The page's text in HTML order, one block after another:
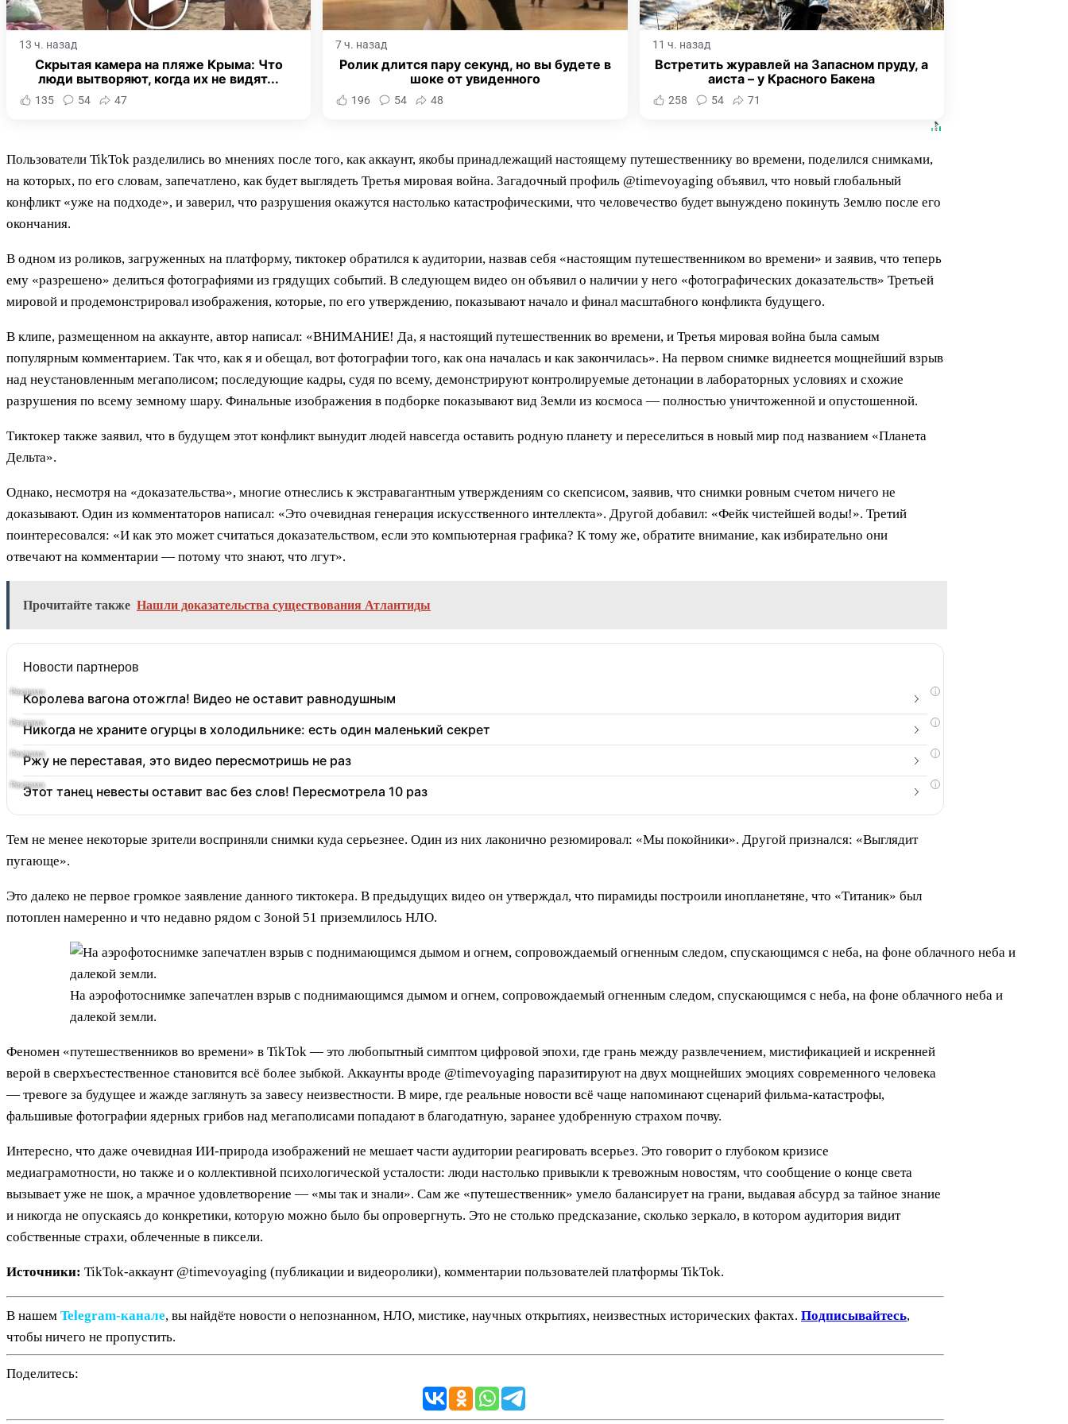
13 ч. назад
Скрытая камера на пляже Крыма: Что
люди вытворяют, когда их не видят...
135 54 47
7 ч. назад
Ролик длится пару секунд, но вы будете в
шоке от увиденного
196 54 48
11 ч. назад
Встретить журавлей на Запасном пруду, а
аиста – у Красного Бакена
258 54 71
Пользователи TikTok разделились во мнениях после того, как аккаунт, якобы принадлежащий настоящему путешественнику во времени, поделился снимками,
на которых, по его словам, запечатлено, как будет выглядеть Третья мировая война. Загадочный профиль @timevoyaging объявил, что новый глобальный
конфликт «уже на подходе», и заверил, что разрушения окажутся настолько катастрофическими, что человечество будет вынуждено покинуть Землю после его
окончания.
В одном из роликов, загруженных на платформу, тиктокер обратился к аудитории, назвав себя «настоящим путешественником во времени» и заявив, что теперь
ему «разрешено» делиться фотографиями из грядущих событий. В следующем видео он объявил о наличии у него «фотографических доказательств» Третьей
мировой и продемонстрировал изображения, которые, по его утверждению, показывают начало и финал масштабного конфликта будущего.
В клипе, размещенном на аккаунте, автор написал: «ВНИМАНИЕ! Да, я настоящий путешественник во времени, и Третья мировая война была самым
популярным комментарием. Так что, как я и обещал, вот фотографии того, как она началась и как закончилась». На первом снимке виднеется мощнейший взрыв
над неустановленным мегаполисом; последующие кадры, судя по всему, демонстрируют контролируемые детонации в лабораторных условиях и схожие
разрушения по всему земному шару. Финальные изображения в подборке показывают вид Земли из космоса — полностью уничтоженной и опустошенной.
Тиктокер также заявил, что в будущем этот конфликт вынудит людей навсегда оставить родную планету и переселиться в новый мир под названием «Планета
Дельта».
Однако, несмотря на «доказательства», многие отнеслись к экстравагантным утверждениям со скепсисом, заявив, что снимки ровным счетом ничего не
доказывают. Один из комментаторов написал: «Это очевидная генерация искусственного интеллекта». Другой добавил: «Фейк чистейшей воды!». Третий
поинтересовался: «И как это может считаться доказательством, если это компьютерная графика? К тому же, обратите внимание, как избирательно они
отвечают на комментарии — потому что знают, что лгут».
Прочитайте также Нашли доказательства существования Атлантиды
Новости партнеров
i
Королева вагона отожгла! Видео не оставит равнодушным
i
Никогда не храните огурцы в холодильнике: есть один маленький секрет
i
Ржу не переставая, это видео пересмотришь не раз
i
Этот танец невесты оставит вас без слов! Пересмотрела 10 раз
Тем не менее некоторые зрители восприняли снимки куда серьезнее. Один из них лаконично резюмировал: «Мы покойники». Другой признался: «Выглядит
пугающе».
Это далеко не первое громкое заявление данного тиктокера. В предыдущих видео он утверждал, что пирамиды построили инопланетяне, что «Титаник» был
потоплен намеренно и что недавно рядом с Зоной 51 приземлилось НЛО.
На аэрофотоснимке запечатлен взрыв с поднимающимся дымом и огнем, сопровождаемый огненным следом, спускающимся с неба, на фоне облачного неба и
далекой земли.
Феномен «путешественников во времени» в TikTok — это любопытный симптом цифровой эпохи, где грань между развлечением, мистификацией и искренней
верой в сверхъестественное становится всё более зыбкой. Аккаунты вроде @timevoyaging паразитируют на двух мощнейших эмоциях современного человека
— тревоге за будущее и жажде заглянуть за завесу неизвестности. В мире, где реальные новости всё чаще напоминают сценарий фильма-катастрофы,
фальшивые фотографии ядерных грибов над мегаполисами попадают в благодатную, заранее удобренную страхом почву.
Интересно, что даже очевидная ИИ-природа изображений не мешает части аудитории реагировать всерьез. Это говорит о глубоком кризисе
медиаграмотности, но также и о коллективной психологической усталости: люди настолько привыкли к тревожным новостям, что сообщение о конце света
вызывает уже не шок, а мрачное удовлетворение — «мы так и знали». Сам же «путешественник» умело балансирует на грани, выдавая абсурд за тайное знание
и никогда не опускаясь до конкретики, которую можно было бы опровергнуть. Это не столько предсказание, сколько зеркало, в котором аудитория видит
собственные страхи, облеченные в пиксели.
Источники: TikTok-аккаунт @timevoyaging (публикации и видеоролики), комментарии пользователей платформы TikTok.
В нашем Telegram‑канале, вы найдёте новости о непознанном, НЛО, мистике, научных открытиях, неизвестных исторических фактах. Подписывайтесь,
чтобы ничего не пропустить.
Поделитесь: